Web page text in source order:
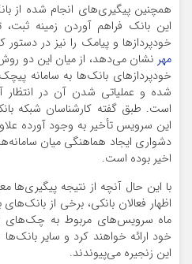
همچنین پیگیری‌های انجام شده از
این بانک فراهم آوردن زمینه
خودپردازها و پیامک را نیز در دستور
مهر نشان می‌دهد، از میان این دو
خودپردازهای بانک‌ها به سامانه
شده و عملیاتی شدن آن در انتظار
است. طبق گفته کارشناسان شبکه
این سرویس تأخیر به وجود آورده
دشواری ایجاد هماهنگی میان
اخیر بوده است.
با این حال آنچه از نتیجه پیگیری‌ها
اظهار فعالان بانکی، برخی از
ماه سرویس‌های مربوط به چک‌های
خود ارائه خواهند کرد و سایر بانک‌ها
این زنجیره می‌پیوندند.